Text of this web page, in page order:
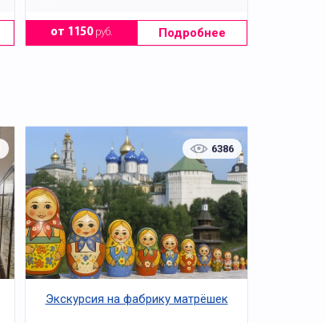
от 1150руб. Подробнее
6386
Экскурсия на фабрику матрёшек